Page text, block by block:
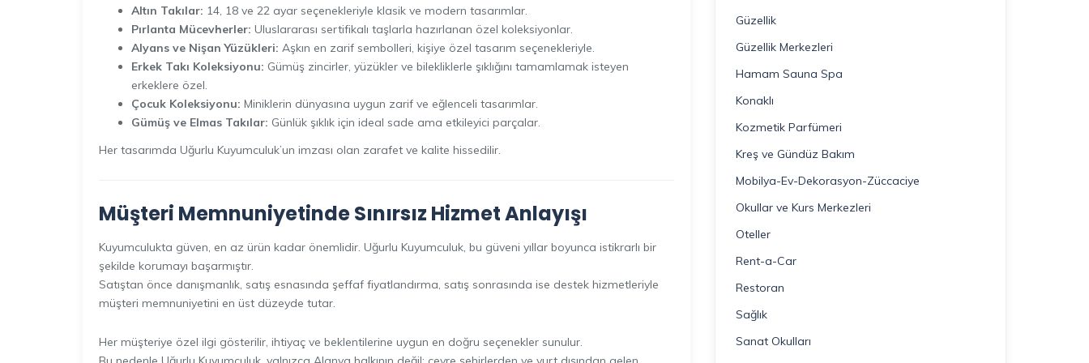
Altın Takılar: 14, 18 ve 22 ayar seçenekleriyle klasik ve modern tasarımlar.
Pırlanta Mücevherler: Uluslararası sertifikalı taşlarla hazırlanan özel koleksiyonlar.
Alyans ve Nişan Yüzükleri: Aşkın en zarif sembolleri, kişiye özel tasarım seçenekleriyle.
Erkek Takı Koleksiyonu: Gümüş zincirler, yüzükler ve bilekliklerle şıklığını tamamlamak isteyen
erkeklere özel.
Çocuk Koleksiyonu: Miniklerin dünyasına uygun zarif ve eğlenceli tasarımlar.
Gümüş ve Elmas Takılar: Günlük şıklık için ideal sade ama etkileyici parçalar.
Her tasarımda Uğurlu Kuyumculuk’un imzası olan zarafet ve kalite hissedilir.
Müşteri Memnuniyetinde Sınırsız Hizmet Anlayışı
Kuyumculukta güven, en az ürün kadar önemlidir. Uğurlu Kuyumculuk, bu güveni yıllar boyunca istikrarlı bir
şekilde korumayı başarmıştır.
Satıştan önce danışmanlık, satış esnasında şeffaf fiyatlandırma, satış sonrasında ise destek hizmetleriyle
müşteri memnuniyetini en üst düzeyde tutar.
Her müşteriye özel ilgi gösterilir, ihtiyaç ve beklentilerine uygun en doğru seçenekler sunulur.
Güzellik
Güzellik Merkezleri
Hamam Sauna Spa
Konaklı
Kozmetik Parfümeri
Kreş ve Gündüz Bakım
Mobilya-Ev-Dekorasyon-Züccaciye
Okullar ve Kurs Merkezleri
Oteller
Rent-a-Car
Restoran
Sağlık
Sanat Okulları